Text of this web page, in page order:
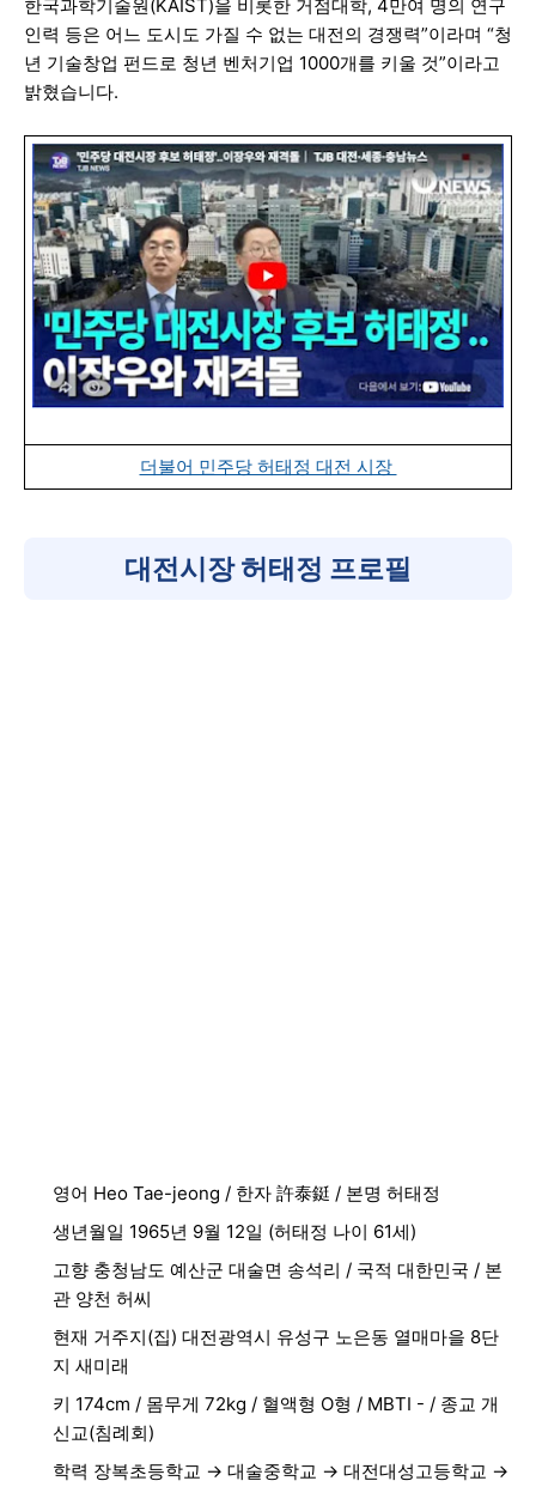
한국과학기술원(KAIST)을 비롯한 거점대학, 4만여 명의 연구
인력 등은 어느 도시도 가질 수 없는 대전의 경쟁력”이라며 “청
년 기술창업 펀드로 청년 벤처기업 1000개를 키울 것”이라고
밝혔습니다.
더불어 민주당 허태정 대전 시장
대전시장 허태정 프로필
영어 Heo Tae-jeong / 한자 許泰鋌 / 본명 허태정
생년월일 1965년 9월 12일 (허태정 나이 61세)
고향 충청남도 예산군 대술면 송석리 / 국적 대한민국 / 본
관 양천 허씨
현재 거주지(집) 대전광역시 유성구 노은동 열매마을 8단
지 새미래
키 174cm / 몸무게 72kg / 혈액형 O형 / MBTI - / 종교 개
신교(침례회)
학력 장복초등학교 → 대술중학교 → 대전대성고등학교 →